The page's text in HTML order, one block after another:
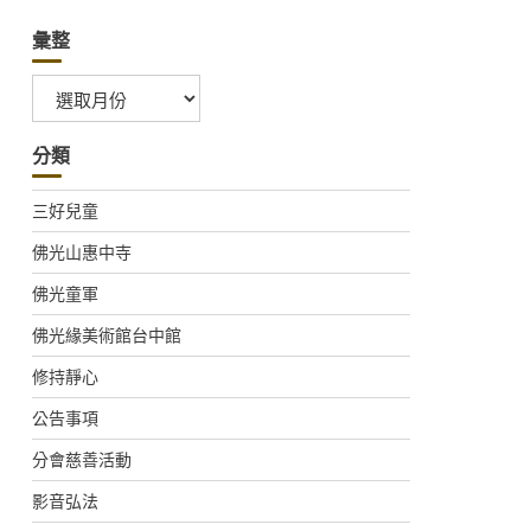
彙整
整
分類
三好兒童
佛光山惠中寺
佛光童軍
佛光緣美術館台中館
修持靜心
公告事項
分會慈善活動
影音弘法